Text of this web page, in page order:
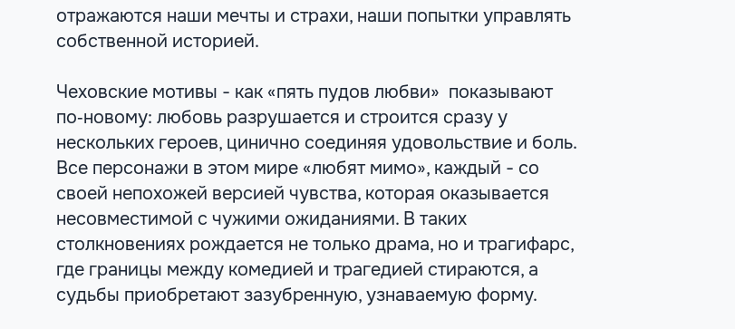
отражаются наши мечты и страхи, наши попытки управлять
собственной историей.
Чеховские мотивы - как «пять пудов любви» показывают
по‑новому: любовь разрушается и строится сразу у
нескольких героев, цинично соединяя удовольствие и боль.
Все персонажи в этом мире «любят мимо», каждый - со
своей непохожей версией чувства, которая оказывается
несовместимой с чужими ожиданиями. В таких
столкновениях рождается не только драма, но и трагифарс,
где границы между комедией и трагедией стираются, а
судьбы приобретают зазубренную, узнаваемую форму.